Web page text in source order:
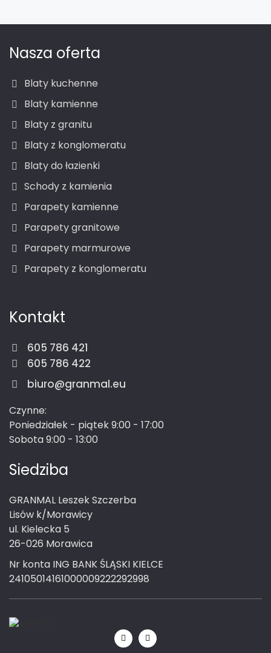
Nasza oferta
Blaty kuchenne
Blaty kamienne
Blaty z granitu
Blaty z konglomeratu
Blaty do łazienki
Schody z kamienia
Parapety kamienne
Parapety granitowe
Parapety marmurowe
Parapety z konglomeratu
Kontakt
605 786 421
605 786 422
biuro@granmal.eu
Czynne:
Poniedziałek - piątek 9:00 - 17:00
Sobota 9:00 - 13:00
Siedziba
GRANMAL Leszek Szczerba
Lisów k/Morawicy
ul. Kielecka 5
26-026 Morawica
Nr konta ING BANK ŚLĄSKI KIELCE
24105014161000009222292998